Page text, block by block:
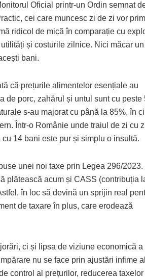
Oficial printr-un Ordin semnat
cei care muncesc zi de zi vor
ridicol de mică în comparație cu
și costurile zilnice. Nici măcar
bani.
că prețurile alimentelor esențiale au
de porc, zahărul și untul sunt cu peste
s-au majorat cu până la 85%, în
Într-o Românie unde traiul de zi cu
14 bani este pur și simplu o insultă.
unei noi taxe prin Legea 296/2023.
plătească acum și CASS (contribuția
în loc să devină un sprijin real
de taxare în plus, care erodează
ci și lipsa de viziune economică a
nu se face prin ajustări infime
control al prețurilor, reducerea taxelor